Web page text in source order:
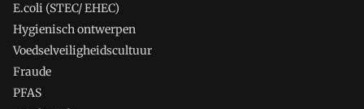
E.coli (STEC/ EHEC)
Hygienisch ontwerpen
Voedselveiligheidscultuur
Fraude
PFAS